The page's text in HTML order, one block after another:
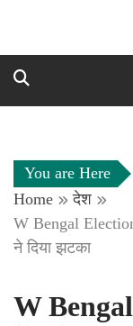
You are Here
Home
देश
W Bengal
ने दिया झटका
W